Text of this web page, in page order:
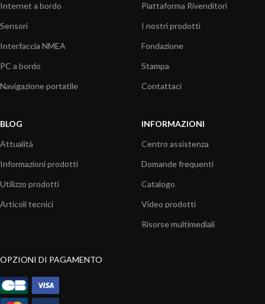
Internet a bordo
Sensori
Interfaccia NMEA
PC a bordo
Navigazione portatile
Piattaforma Rivenditori
I nostri prodotti
Fondazione
Stampa
Contattaci
BLOG
Attualità
Informazioni prodotti
Utilizzo prodotti
Articoli tecnici
INFORMAZIONI
Centro assistenza
Domande frequenti
Catalogo
Video prodotti
Risorse multimediali
OPZIONI DI PAGAMENTO